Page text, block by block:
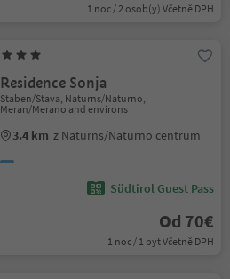
1 noc / 2 osob(y) Včetně DPH
Residence Sonja
Staben/Stava, Naturns/Naturno,
Meran/Merano and environs
3.4 km z Naturns/Naturno centrum
Südtirol Guest Pass
Od 70€
1 noc / 1 byt Včetně DPH